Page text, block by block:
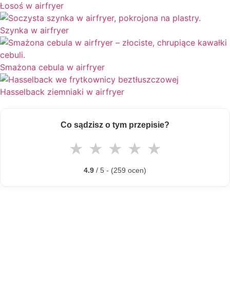
Łosoś w airfryer
Szynka w airfryer
Smażona cebula w airfryer
Hasselback ziemniaki w airfryer
Co sądzisz o tym przepisie?
★ ★ ★ ★ ★
4.9 / 5 - (259 ocen)